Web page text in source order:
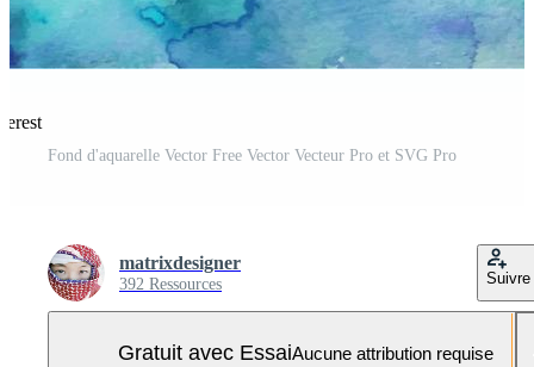
Fond d'aquarelle Vector Free Vector Vecteur Pro et SVG Pro
matrixdesigner
392 Ressources Suivre
Gratuit avec EssaiAucune attribution requise